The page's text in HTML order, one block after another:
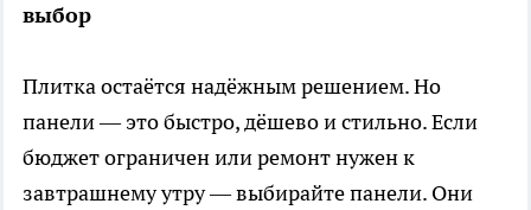
выбор
Плитка остаётся надёжным решением. Но
панели — это быстро, дёшево и стильно. Если
бюджет ограничен или ремонт нужен к
завтрашнему утру — выбирайте панели. Они